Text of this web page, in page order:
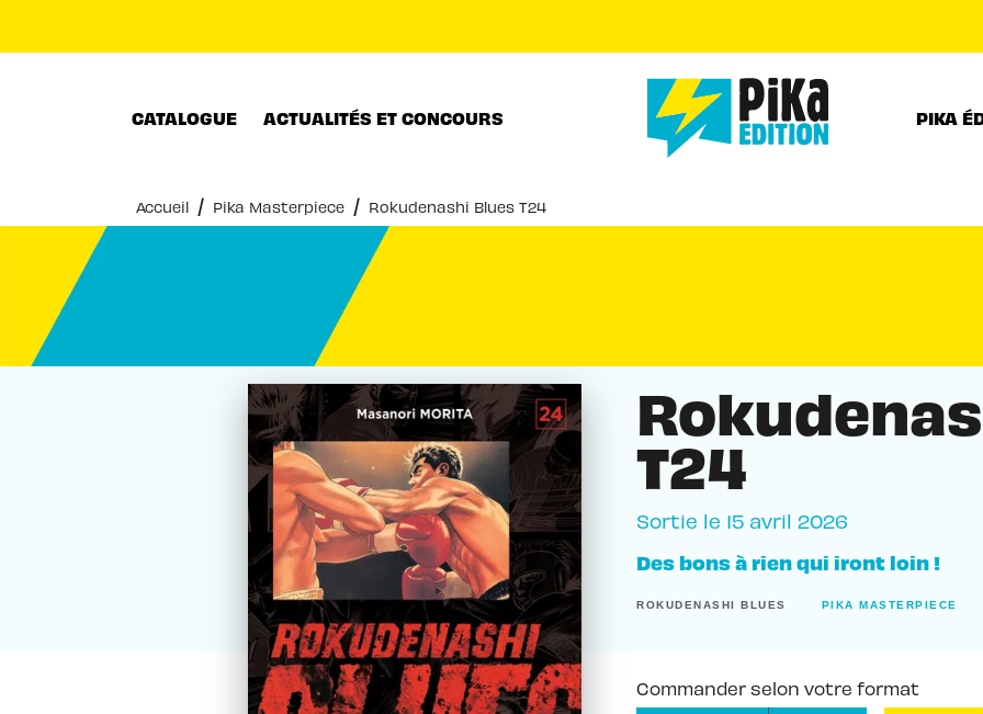
CATALOGUE ACTUALITÉS ET CONCOURS PIKA
Accueil / Pika Masterpiece / Rokudenashi Blues T24
T24
Sortie le 15 avril 2026
Des bons à rien qui iront loin !
ROKUDENASHI BLUES PIKA MASTERPIECE
Commander selon votre format